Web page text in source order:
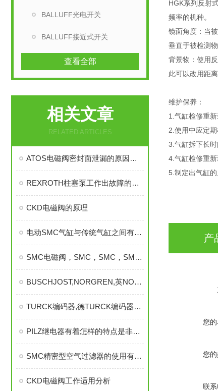
BALLUFF光电开关
BALLUFF接近式开关
查看全部
相关文章
RELATED ARTICLES
ATOS电磁阀密封面泄漏的原因及排除方法
REXROTH柱塞泵工作出故障的原因有哪些
CKD电磁阀的原理
电动SMC气缸与传统气缸之间有哪些区别？
SMC电磁阀，SMC，SMC，SMC，SMC，SMC，SMC，SMC
BUSCHJOST,NORGREN,英NORGREN，德BUSCHJOST电磁阀
TURCK编码器,德TURCK编码器，图尔克编码器，德TURCK
PILZ继电器有着怎样的特点是非常突出
SMC精密型空气过滤器的使用有助于改善室内空气质量
CKD电磁阀工作适用分析
HGK系列反射
频率的机种。
镜面角度：当
垂直于被检测
背景物：使用
此可以改用距
维护保养：
1.气缸检修重
2.使用中应定
3.气缸拆下长
4.气缸检修重
5.制定出气缸
产
您的
您的
联系